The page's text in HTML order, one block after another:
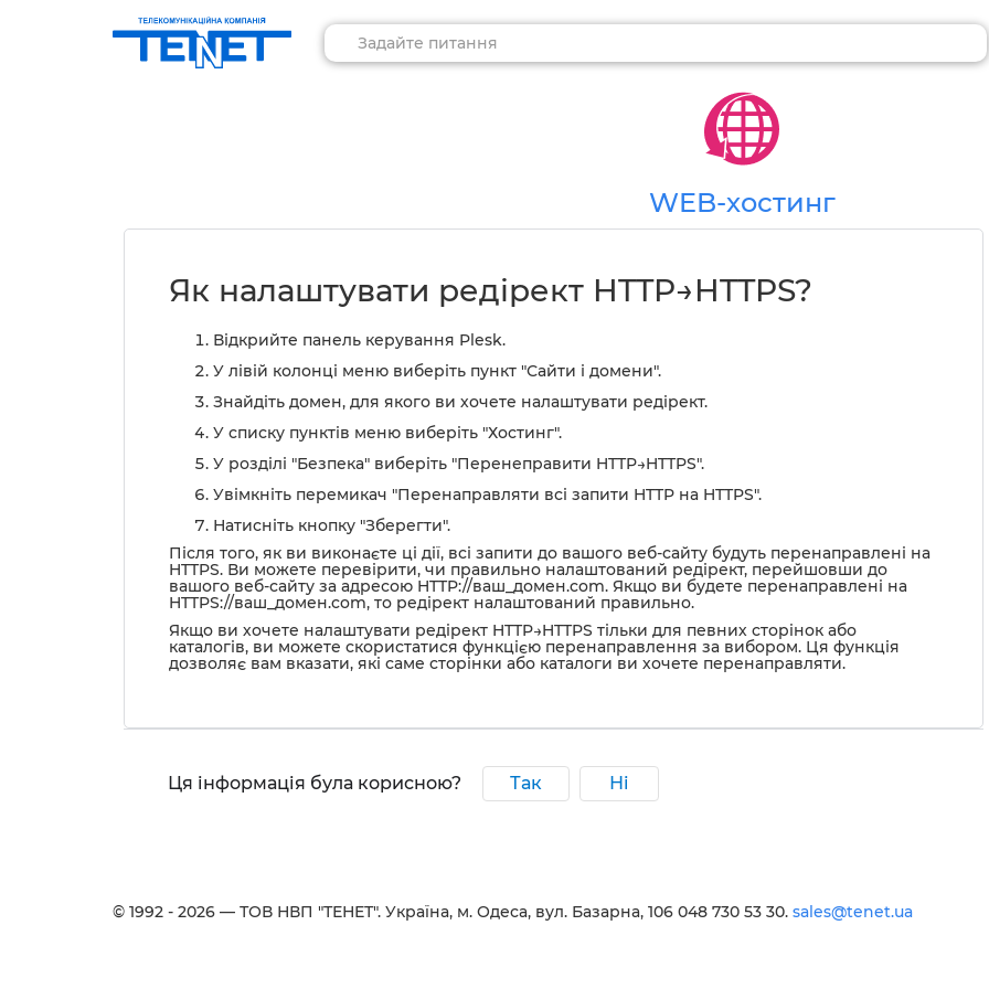
WEB-хостинг
Як налаштувати редірект HTTP→HTTPS?
Відкрийте панель керування Plesk.
У лівій колонці меню виберіть пункт "Сайти і домени".
Знайдіть домен, для якого ви хочете налаштувати редірект.
У списку пунктів меню виберіть "Хостинг".
У розділі "Безпека" виберіть "Перенеправити HTTP→HTTPS".
Увімкніть перемикач "Перенаправляти всі запити HTTP на HTTPS".
Натисніть кнопку "Зберегти".
Після того, як ви виконаєте ці дії, всі запити до вашого веб-сайту будуть перенаправлені на
HTTPS. Ви можете перевірити, чи правильно налаштований редірект, перейшовши до
вашого веб-сайту за адресою HTTP://ваш_домен.com. Якщо ви будете перенаправлені на
HTTPS://ваш_домен.com, то редірект налаштований правильно.
Якщо ви хочете налаштувати редірект HTTP→HTTPS тільки для певних сторінок або
каталогів, ви можете скористатися функцією перенаправлення за вибором. Ця функція
дозволяє вам вказати, які саме сторінки або каталоги ви хочете перенаправляти.
Ця інформація була корисною? Так Ні
© 1992 - 2026 — ТОВ НВП "ТЕНЕТ". Українa, м. Одеса, вул. Базарна, 106 048 730 53 30. sales@tenet.ua